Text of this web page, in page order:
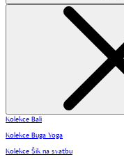
Kolekce Bali
Kolekce Buga Yoga
Kolekce Šik na svatbu